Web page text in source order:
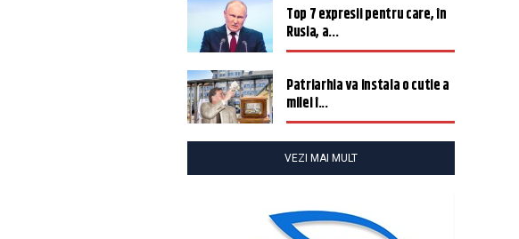
Top 7 expresii pentru care, în
Rusia, a...
Patriarhia va instala o cutie a
milei î...
VEZI MAI MULT